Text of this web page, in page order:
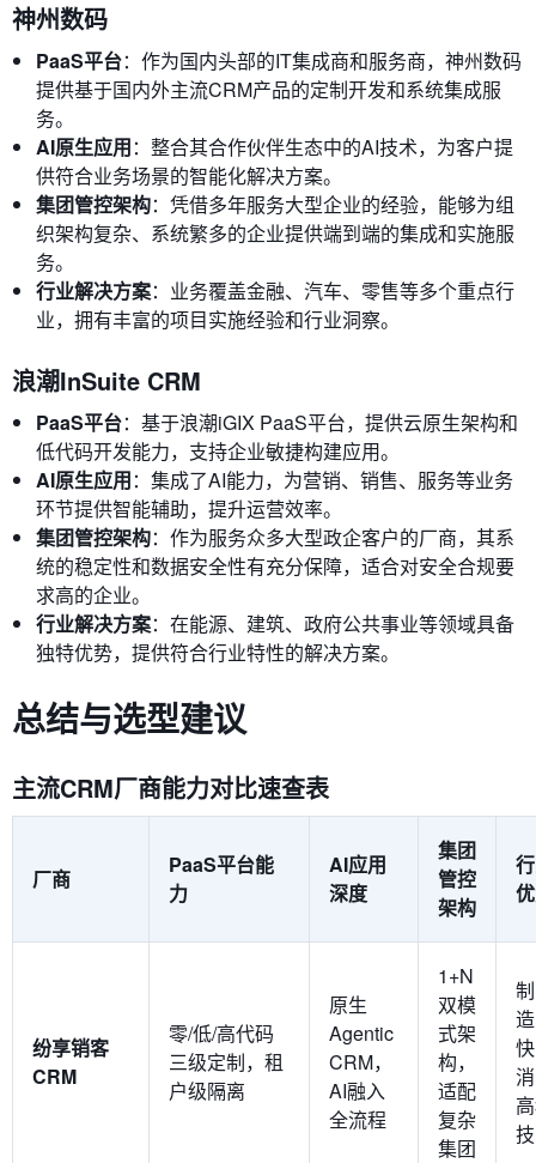
神州数码
PaaS平台：作为国内头部的IT集成商和服务商，神州数码
提供基于国内外主流CRM产品的定制开发和系统集成服
务。
AI原生应用：整合其合作伙伴生态中的AI技术，为客户提
供符合业务场景的智能化解决方案。
集团管控架构：凭借多年服务大型企业的经验，能够为组
织架构复杂、系统繁多的企业提供端到端的集成和实施服
务。
行业解决方案：业务覆盖金融、汽车、零售等多个重点行
业，拥有丰富的项目实施经验和行业洞察。
浪潮InSuite CRM
PaaS平台：基于浪潮iGIX PaaS平台，提供云原生架构和
低代码开发能力，支持企业敏捷构建应用。
AI原生应用：集成了AI能力，为营销、销售、服务等业务
环节提供智能辅助，提升运营效率。
集团管控架构：作为服务众多大型政企客户的厂商，其系
统的稳定性和数据安全性有充分保障，适合对安全合规要
求高的企业。
行业解决方案：在能源、建筑、政府公共事业等领域具备
独特优势，提供符合行业特性的解决方案。
总结与选型建议
主流CRM厂商能力对比速查表
厂商
PaaS平台能
力
AI应用
深度
集团
管控
架构
纷享销客
CRM
零/低/高代码
三级定制，租
户级隔离
原生
Agentic
CRM，
AI融入
全流程
1+N
双模
式架
构，
适配
复杂
集团
制
快
技